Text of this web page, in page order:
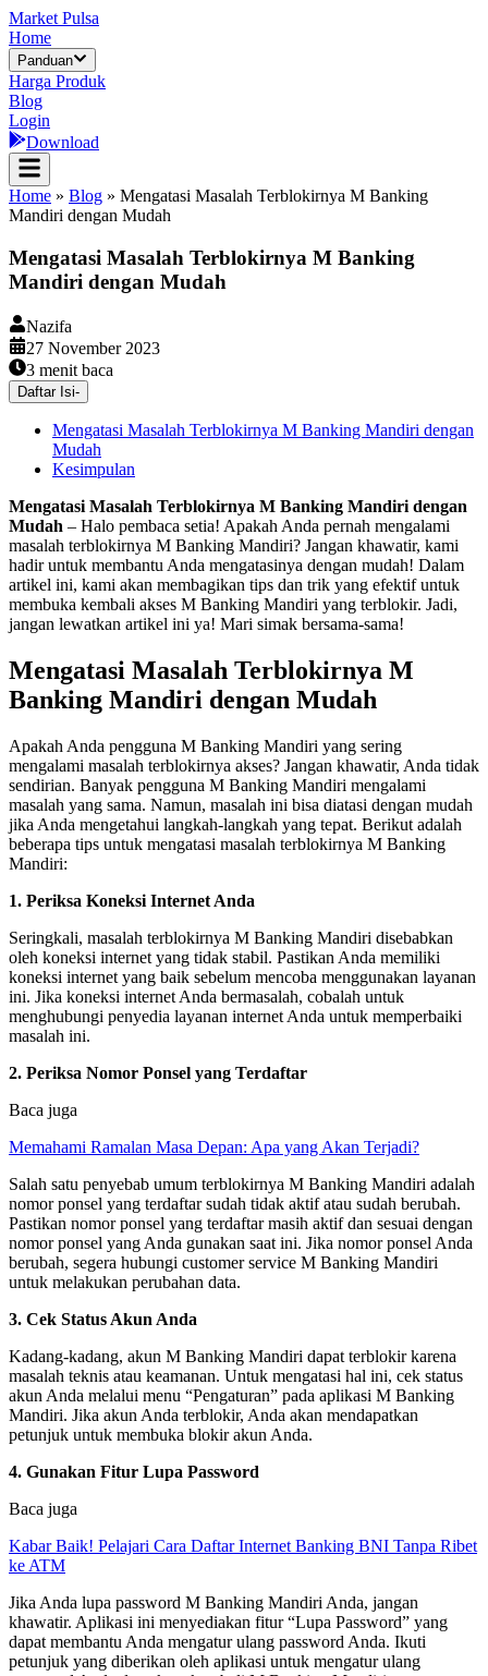
Market Pulsa
Home
Panduan
Harga Produk
Blog
Login
Download
Home » Blog » Mengatasi Masalah Terblokirnya M Banking
Mandiri dengan Mudah
Mengatasi Masalah Terblokirnya M Banking
Mandiri dengan Mudah
Nazifa
27 November 2023
3 menit baca
Daftar Isi-
Mengatasi Masalah Terblokirnya M Banking Mandiri dengan
Mudah
Kesimpulan
Mengatasi Masalah Terblokirnya M Banking Mandiri dengan
Mudah – Halo pembaca setia! Apakah Anda pernah mengalami
masalah terblokirnya M Banking Mandiri? Jangan khawatir, kami
hadir untuk membantu Anda mengatasinya dengan mudah! Dalam
artikel ini, kami akan membagikan tips dan trik yang efektif untuk
membuka kembali akses M Banking Mandiri yang terblokir. Jadi,
jangan lewatkan artikel ini ya! Mari simak bersama-sama!
Mengatasi Masalah Terblokirnya M
Banking Mandiri dengan Mudah
Apakah Anda pengguna M Banking Mandiri yang sering
mengalami masalah terblokirnya akses? Jangan khawatir, Anda tidak
sendirian. Banyak pengguna M Banking Mandiri mengalami
masalah yang sama. Namun, masalah ini bisa diatasi dengan mudah
jika Anda mengetahui langkah-langkah yang tepat. Berikut adalah
beberapa tips untuk mengatasi masalah terblokirnya M Banking
Mandiri:
1. Periksa Koneksi Internet Anda
Seringkali, masalah terblokirnya M Banking Mandiri disebabkan
oleh koneksi internet yang tidak stabil. Pastikan Anda memiliki
koneksi internet yang baik sebelum mencoba menggunakan layanan
ini. Jika koneksi internet Anda bermasalah, cobalah untuk
menghubungi penyedia layanan internet Anda untuk memperbaiki
masalah ini.
2. Periksa Nomor Ponsel yang Terdaftar
Baca juga
Memahami Ramalan Masa Depan: Apa yang Akan Terjadi?
Salah satu penyebab umum terblokirnya M Banking Mandiri adalah
nomor ponsel yang terdaftar sudah tidak aktif atau sudah berubah.
Pastikan nomor ponsel yang terdaftar masih aktif dan sesuai dengan
nomor ponsel yang Anda gunakan saat ini. Jika nomor ponsel Anda
berubah, segera hubungi customer service M Banking Mandiri
untuk melakukan perubahan data.
3. Cek Status Akun Anda
Kadang-kadang, akun M Banking Mandiri dapat terblokir karena
masalah teknis atau keamanan. Untuk mengatasi hal ini, cek status
akun Anda melalui menu “Pengaturan” pada aplikasi M Banking
Mandiri. Jika akun Anda terblokir, Anda akan mendapatkan
petunjuk untuk membuka blokir akun Anda.
4. Gunakan Fitur Lupa Password
Baca juga
Kabar Baik! Pelajari Cara Daftar Internet Banking BNI Tanpa Ribet
ke ATM
Jika Anda lupa password M Banking Mandiri Anda, jangan
khawatir. Aplikasi ini menyediakan fitur “Lupa Password” yang
dapat membantu Anda mengatur ulang password Anda. Ikuti
petunjuk yang diberikan oleh aplikasi untuk mengatur ulang